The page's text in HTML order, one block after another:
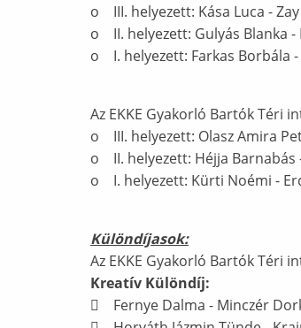
o III. helyezett: Kása Luca -
o II. helyezett: Gulyás Blanka -
o I. helyezett: Farkas Borbála -
Az EKKE Gyakorló Bartók Téri
o III. helyezett: Olasz Amira
o II. helyezett: Héjja Barnabás
o I. helyezett: Kürti Noémi -
Különdíjasok:
Az EKKE Gyakorló Bartók Téri
Kreatív Különdíj:
 Fernye Dalma - Minczér